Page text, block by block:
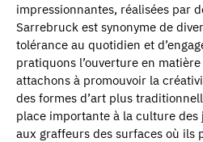
impressionnantes, réalisées par
Sarrebruck est synonyme de
tolérance au quotidien et
pratiquons l’ouverture en
attachons à promouvoir la
des formes d’art plus
place importante à la culture des
aux graffeurs des surfaces où ils